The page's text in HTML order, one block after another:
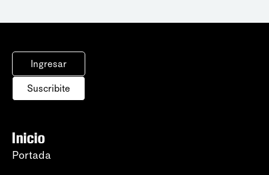
Ingresar
Suscribite
Inicio
Portada